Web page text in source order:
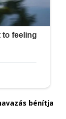
bénítja